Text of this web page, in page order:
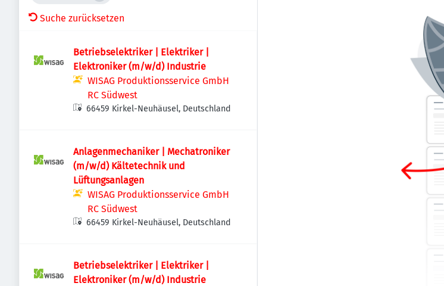
Suche zurücksetzen
Betriebselektriker | Elektriker |
Elektroniker (m/w/d) Industrie
WISAG Produktionsservice GmbH
RC Südwest
66459 Kirkel-Neuhäusel, Deutschland
Anlagenmechaniker | Mechatroniker
(m/w/d) Kältetechnik und
Lüftungsanlagen
WISAG Produktionsservice GmbH
RC Südwest
66459 Kirkel-Neuhäusel, Deutschland
Betriebselektriker | Elektriker |
Elektroniker (m/w/d) Industrie